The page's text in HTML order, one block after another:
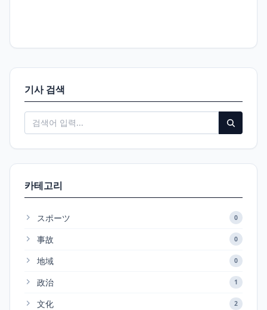
기사 검색
카테고리
スポーツ 0
事故 0
地域 0
政治 1
文化 2